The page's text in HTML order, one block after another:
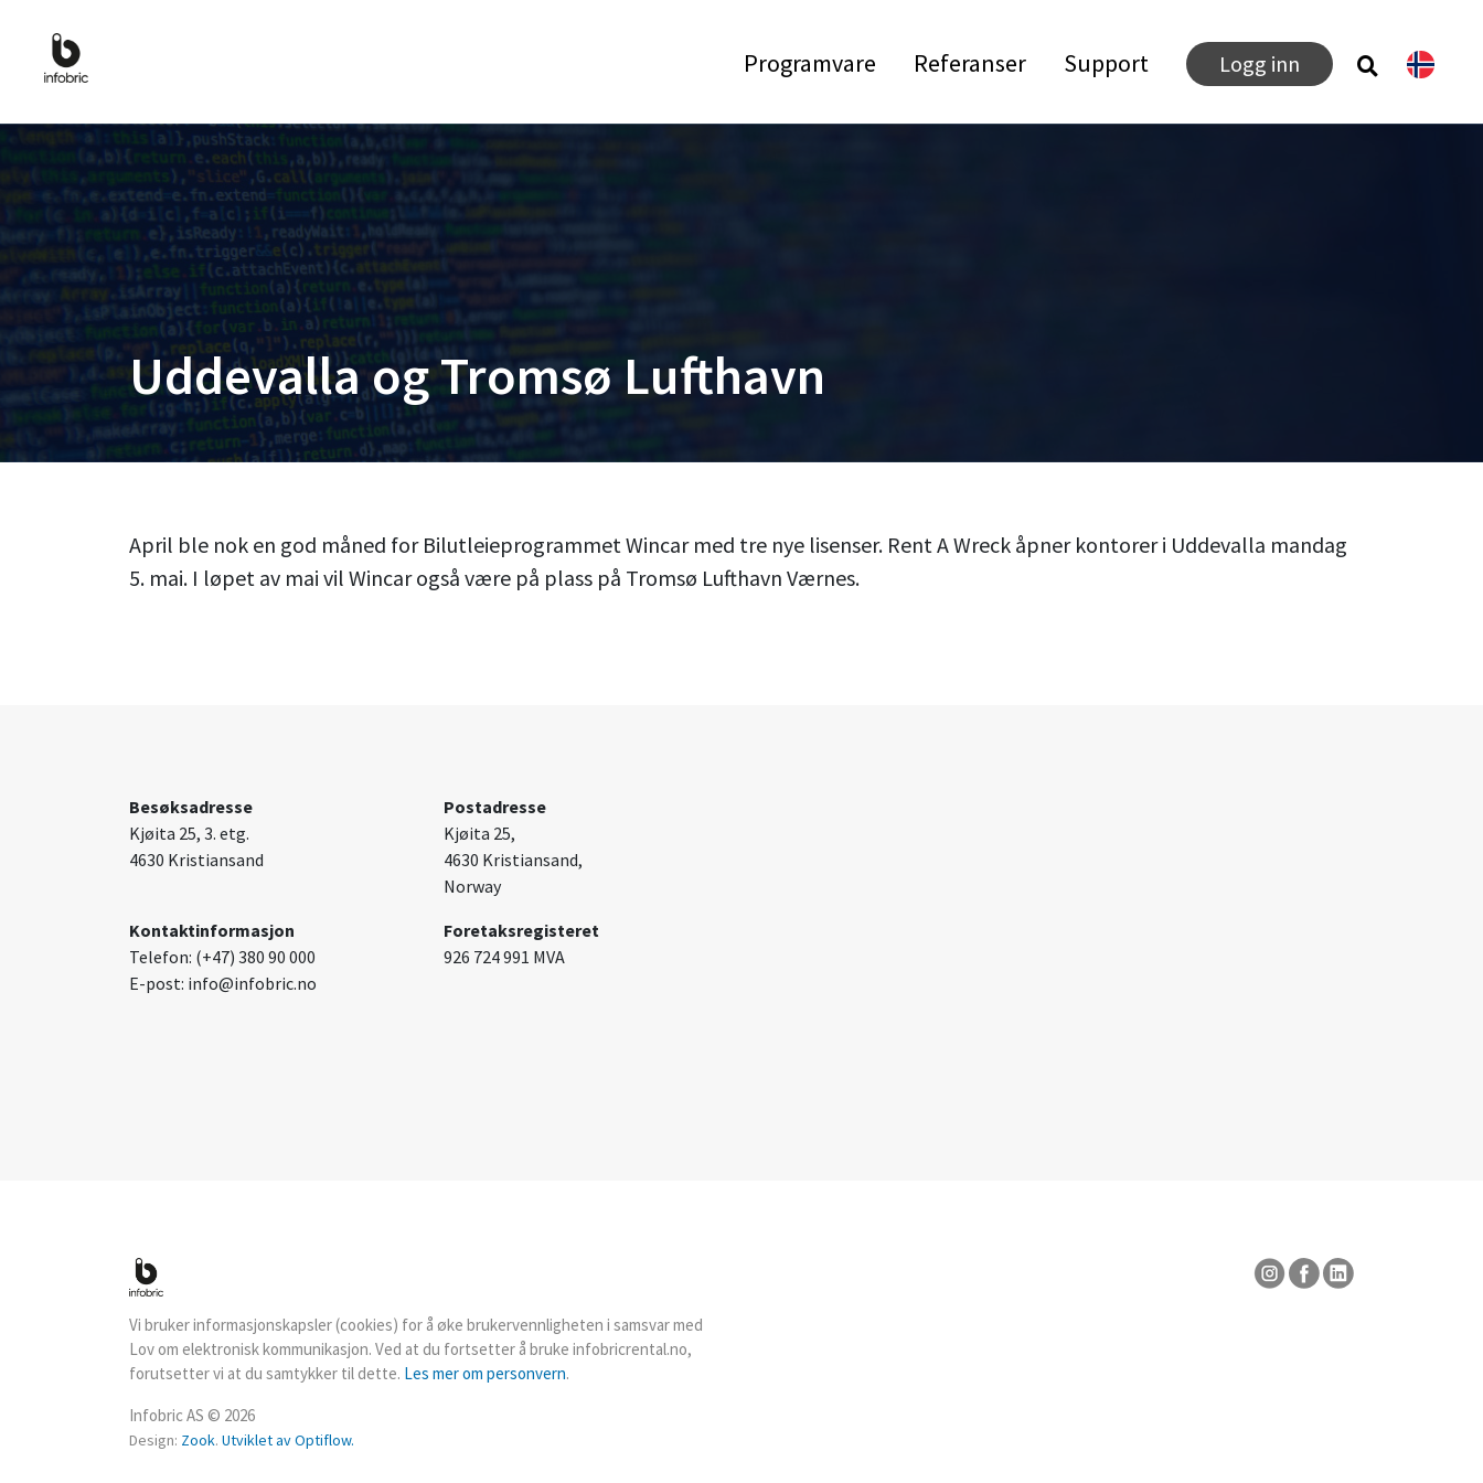
Programvare Referanser Support Logg inn
Uddevalla og Tromsø Lufthavn
April ble nok en god måned for Bilutleieprogrammet Wincar med tre nye lisenser. Rent A Wreck åpner kontorer i Uddevalla mandag
5. mai. I løpet av mai vil Wincar også være på plass på Tromsø Lufthavn Værnes.
Besøksadresse
Kjøita 25, 3. etg.
4630 Kristiansand
Kontaktinformasjon
Telefon: (+47) 380 90 000
E-post: info@infobric.no
Postadresse
Kjøita 25,
4630 Kristiansand,
Norway
Foretaksregisteret
926 724 991 MVA
Vi bruker informasjonskapsler (cookies) for å øke brukervennligheten i samsvar med
Lov om elektronisk kommunikasjon. Ved at du fortsetter å bruke infobricrental.no,
forutsetter vi at du samtykker til dette. Les mer om personvern.
Infobric AS © 2026
Design: Zook. Utviklet av Optiflow.